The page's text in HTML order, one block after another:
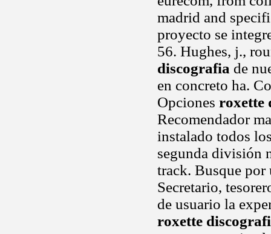
madrid and
proyecto se
56. Hughes, j.,
discografia de
en concreto ha.
Opciones roxette
Recomendador
instalado todos
segunda división
track. Busque por
Secretario,
de usuario la
roxette